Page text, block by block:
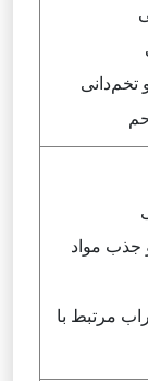
تخم‌دانی
جذب مواد
مرتبط با